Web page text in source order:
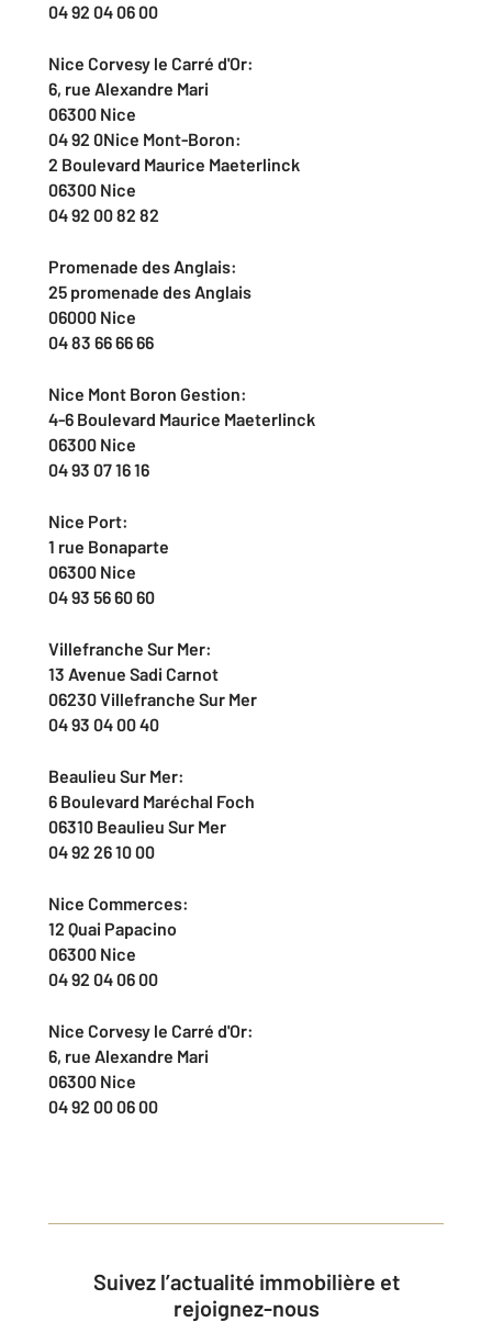
04 92 04 06 00
Nice Corvesy le Carré d'Or:
6, rue Alexandre Mari
06300 Nice
04 92 0Nice Mont-Boron:
2 Boulevard Maurice Maeterlinck
06300 Nice
04 92 00 82 82
Promenade des Anglais:
25 promenade des Anglais
06000 Nice
04 83 66 66 66
Nice Mont Boron Gestion:
4-6 Boulevard Maurice Maeterlinck
06300 Nice
04 93 07 16 16
Nice Port:
1 rue Bonaparte
06300 Nice
04 93 56 60 60
Villefranche Sur Mer:
13 Avenue Sadi Carnot
06230 Villefranche Sur Mer
04 93 04 00 40
Beaulieu Sur Mer:
6 Boulevard Maréchal Foch
06310 Beaulieu Sur Mer
04 92 26 10 00
Nice Commerces:
12 Quai Papacino
06300 Nice
04 92 04 06 00
Nice Corvesy le Carré d'Or:
6, rue Alexandre Mari
06300 Nice
04 92 00 06 00
Suivez l’actualité immobilière et
rejoignez-nous